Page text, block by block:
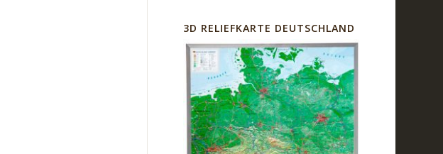
3D RELIEFKARTE DEUTSCHLAND